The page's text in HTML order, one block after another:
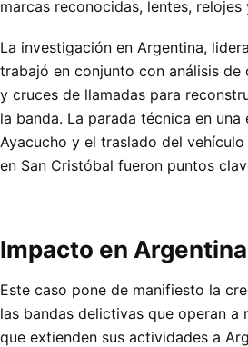
marcas reconocidas, lentes,
La investigación en Argentina,
trabajó en conjunto con análisis de
y cruces de llamadas para
la banda. La parada técnica en
Ayacucho y el traslado del
en San Cristóbal fueron puntos
Impacto en Argentina
Este caso pone de manifiesto la
las bandas delictivas que operan a
que extienden sus actividades a